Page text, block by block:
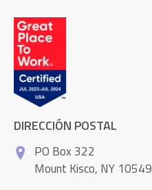
DIRECCIÓN POSTAL
PO Box 322
Mount Kisco, NY 10549